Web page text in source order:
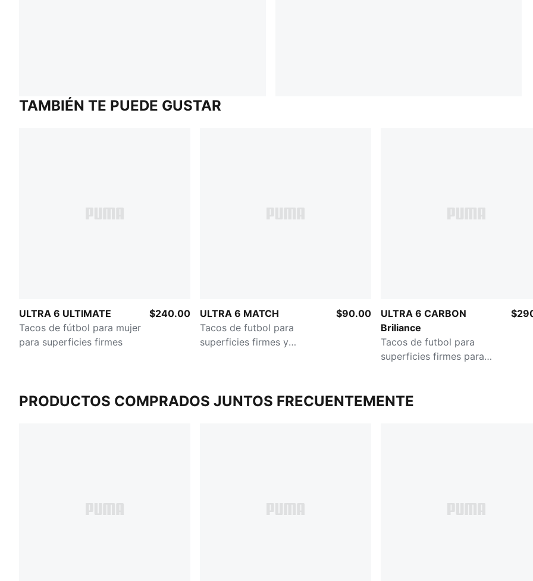
TAMBIÉN TE PUEDE GUSTAR
ULTRA 6 ULTIMATE
Tacos de fútbol para mujer
para superficies firmes
$240.00
ULTRA 6 MATCH
Tacos de futbol para
superficies firmes y
$90.00
ULTRA 6 CARBON
Briliance
Tacos de futbol para
superficies firmes para
PRODUCTOS COMPRADOS JUNTOS FRECUENTEMENTE